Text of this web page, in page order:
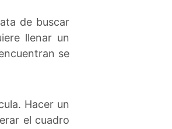
de buscar
llenar un
se
Hacer un
el cuadro